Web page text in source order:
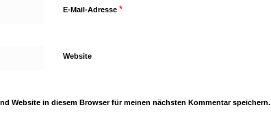
E-Mail-Adresse *
Website
Website in diesem Browser für meinen nächsten Kommentar speichern.